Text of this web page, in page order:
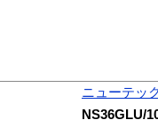
ニューテッ
NS36GLU/